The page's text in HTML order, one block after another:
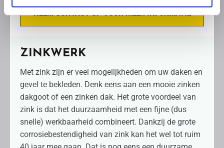
NEEM CONTACT OP VOOR MEER INFORMATIE
ZINKWERK
Met zink zijn er veel mogelijkheden om uw daken en
gevel te bekleden. Denk eens aan een mooie zinken
dakgoot of een zinken dak. Het grote voordeel van
zink is dat het duurzaamheid met een fijne (dus
snelle) werkbaarheid combineert. Dankzij de grote
corrosiebestendigheid van zink kan het wel tot ruim